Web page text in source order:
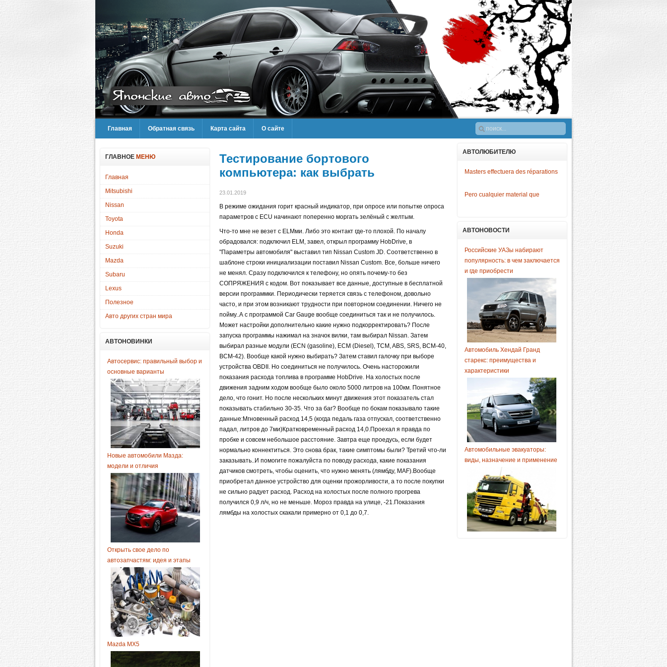
Главная Обратная связь Карта сайта О сайте
ГЛАВНОЕ МЕНЮ
Главная
Mitsubishi
Nissan
Toyota
Honda
Suzuki
Mazda
Subaru
Lexus
Полезное
Авто других стран мира
АВТОНОВИНКИ
Автосервис: правильный выбор и
основные варианты
Новые автомобили Мазда:
модели и отличия
Открыть свое дело по
автозапчастям: идея и этапы
Mazda MX5
Тестирование бортового
компьютера: как выбрать
23.01.2019
В режиме ожидания горит красный индикатор, при опросе или попытке опроса
параметров с ECU начинают поперенно моргать зелёный с желтым.
Что-то мне не везет с ELMми. Либо это контакт где-то плохой. По началу
обрадовался: подключил ELM, завел, открыл программу HobDrive, в
"Параметры автомобиля" выставил тип Nissan Custom JD. Соответственно в
шаблоне строки инициализации поставил Nissan Custom. Все, больше ничего
не менял. Сразу подключился к телефону, но опять почему-то без
СОПРЯЖЕНИЯ с кодом. Вот показывает все данные, доступные в бесплатной
версии программки. Периодически теряется связь с телефоном, довольно
часто, и при этом возникают трудности при повторном соединении. Ничего не
пойму..А с программой Car Gauge вообще соединиться так и не получилось.
Может настройки дополнительно какие нужно подкорректировать? После
запуска программы нажимал на значок вилки, там выбирал Nissan. Затем
выбирал разные модули (ECN (gasoline), ECM (Diesel), TCM, ABS, SRS, BCM-40,
BCM-42). Вообще какой нужно выбирать? Затем ставил галочку при выборе
устройства OBDII. Но соединиться не получилось. Очень насторожили
показания расхода топлива в программе HobDrive. На холостых после
движения задним ходом вообще было около 5000 литров на 100км. Понятное
дело, что гонит. Но после нескольких минут движения этот показатель стал
показывать стабильно 30-35. Что за баг? Вообще по бокам показывало такие
данные:Мгновенный расход 14,5 (когда педаль газа отпускал, соответственно
падал, литров до 7ми)Кратковременный расход 14,0.Проехал я правда по
пробке и совсем небольшое расстояние. Завтра еще проедусь, если будет
нормально коннектиться. Это снова брак, такие симптомы были? Третий что-ли
заказывать..И помогите пожалуйста по поводу расхода, какие показания
датчиков смотреть, чтобы оценить, что нужно менять (лямбду, MAF).Вообще
приобретал данное устройство для оценки прожорливости, а то после покупки
не сильно радует расход. Расход на холостых после полного прогрева
получился 0,9 л/ч, но не меньше. Мороз правда на улице, -21.Показания
лямбды на холостых скакали примерно от 0,1 до 0,7.
АВТОЛЮБИТЕЛЮ
Masters effectuera des réparations
Pero cualquier material que
АВТОНОВОСТИ
Российские УАЗы набирают
популярность: в чем заключается
и где приобрести
Автомобиль Хендай Гранд
старекс: преимущества и
характеристики
Автомобильные эвакуаторы:
виды, назначение и применение